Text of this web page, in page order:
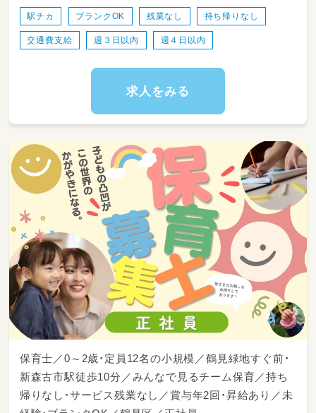
ーコンサートをしています♪
※ドラム、ベース、歌が得意な方歓迎
業務の変更範囲:なし
就業場所変更:法人の定める範囲
駅チカ ブランクOK 残業なし 持ち帰りなし
交通費支給 週３日以内 週４日以内
求人をみる
保育士／0～2歳・定員12名の小規模／鶴見緑地すぐ前・
新森古市駅徒歩10分／みんなで見るチーム保育／持ち
帰りなし・サービス残業なし／賞与年2回・昇給あり／未